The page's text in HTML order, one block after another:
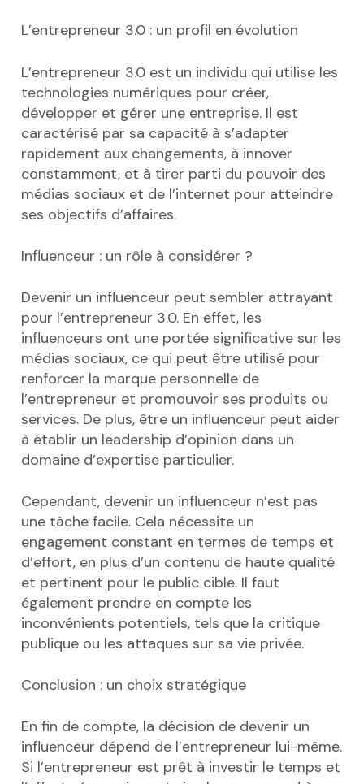
L’entrepreneur 3.0 : un profil en évolution
L’entrepreneur 3.0 est un individu qui utilise les
technologies numériques pour créer,
développer et gérer une entreprise. Il est
caractérisé par sa capacité à s’adapter
rapidement aux changements, à innover
constamment, et à tirer parti du pouvoir des
médias sociaux et de l’internet pour atteindre
ses objectifs d’affaires.
Influenceur : un rôle à considérer ?
Devenir un influenceur peut sembler attrayant
pour l’entrepreneur 3.0. En effet, les
influenceurs ont une portée significative sur les
médias sociaux, ce qui peut être utilisé pour
renforcer la marque personnelle de
l’entrepreneur et promouvoir ses produits ou
services. De plus, être un influenceur peut aider
à établir un leadership d’opinion dans un
domaine d’expertise particulier.
Cependant, devenir un influenceur n’est pas
une tâche facile. Cela nécessite un
engagement constant en termes de temps et
d’effort, en plus d’un contenu de haute qualité
et pertinent pour le public cible. Il faut
également prendre en compte les
inconvénients potentiels, tels que la critique
publique ou les attaques sur sa vie privée.
Conclusion : un choix stratégique
En fin de compte, la décision de devenir un
influenceur dépend de l’entrepreneur lui-même.
Si l’entrepreneur est prêt à investir le temps et